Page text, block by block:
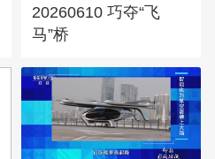
20260610 巧夺“飞
马”桥